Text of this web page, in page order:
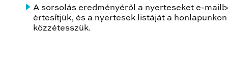
A sorsolás eredményéről a nyerteseket e-
értesítjük, és a nyertesek listáját a honlapunkon
közzétesszük.